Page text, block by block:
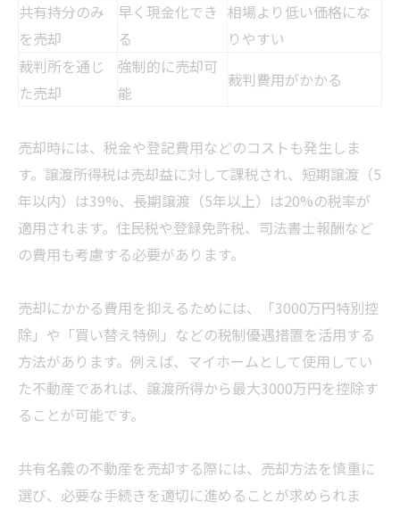
共有持分のみ
を売却
早く現金化でき
る
相場より低い価格にな
りやすい
裁判所を通じ
た売却
強制的に売却可
能
裁判費用がかかる
売却時には、税金や登記費用などのコストも発生しま
す。譲渡所得税は売却益に対して課税され、短期譲渡（5
年以内）は39%、長期譲渡（5年以上）は20%の税率が
適用されます。住民税や登録免許税、司法書士報酬など
の費用も考慮する必要があります。
売却にかかる費用を抑えるためには、「3000万円特別控
除」や「買い替え特例」などの税制優遇措置を活用する
方法があります。例えば、マイホームとして使用してい
た不動産であれば、譲渡所得から最大3000万円を控除す
ることが可能です。
共有名義の不動産を売却する際には、売却方法を慎重に
選び、必要な手続きを適切に進めることが求められま